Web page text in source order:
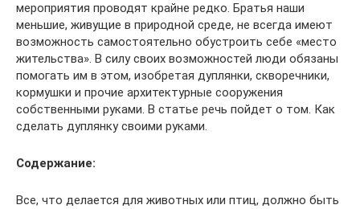
мероприятия проводят крайне редко. Братья наши
меньшие, живущие в природной среде, не всегда имеют
возможность самостоятельно обустроить себе «место
жительства». В силу своих возможностей люди обязаны
помогать им в этом, изобретая дуплянки, скворечники,
кормушки и прочие архитектурные сооружения
собственными руками. В статье речь пойдет о том. Как
сделать дуплянку своими руками.
Содержание:
Все, что делается для животных или птиц, должно быть